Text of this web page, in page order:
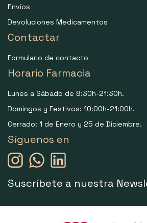
Envíos
Devoluciones Medicamentos
Contactar
Formulario de contacto
Horario Farmacia
Lunes a Sábado de 8:30h-21:30h.
Domingos y Festivos: 10:00h-21:00h.
Cerrado: 1 de Enero y 25 de Diciembre.
Síguenos en
Suscríbete a nuestra